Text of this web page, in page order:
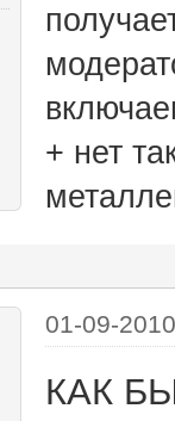
+ нет
01-09-
КАК